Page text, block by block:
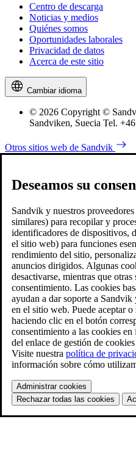
Centro de descarga
Noticias y medios
Quiénes somos
Oportunidades laborales
Privacidad de datos
Acerca de este sitio
Cambiar idioma
© 2026 Copyright ©
Sandviken, Suecia Tel.
Otros sitios web de Sandvik
Deseamos su
Sandvik y nuestros
similares) para recopilar y
identificadores de dispositivos,
el sitio web) para funciones
rendimiento del sitio,
anuncios dirigidos. Algunas
desactivarse, mientras que
consentimiento. Las cookies
ayudan a dar soporte a
en el sitio web. Puede aceptar o
haciendo clic en el botón
consentimiento a las cookies
del enlace de gestión de
Visite nuestra política de
información sobre cómo
Administrar cookies
Rechazar todas las cookies